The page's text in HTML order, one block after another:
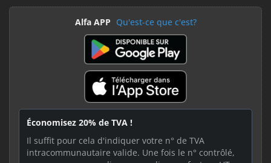
Alfa APP Qu'est-ce que c'est?
Économisez 20% de TVA !
Il suffit pour cela d'indiquer votre n° de TVA
intracommunautaire valide. Une fois le n° contrôlé,